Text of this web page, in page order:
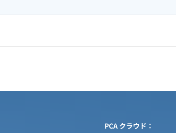
PCA クラウド